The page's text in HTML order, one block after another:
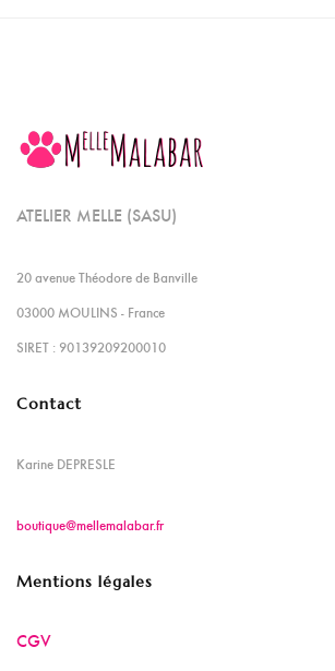
ATELIER MELLE (SASU)
20 avenue Théodore de Banville
03000 MOULINS - France
SIRET : 90139209200010
Contact
Karine DEPRESLE
boutique@mellemalabar.fr
Mentions légales
CGV